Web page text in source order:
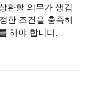
환할 의무가 생깁
한 조건을 충족해
해야 합니다.